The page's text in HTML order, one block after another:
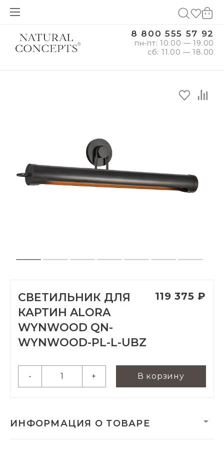
8 800 555 57 92
пн-пт: 10.00 — 19.00
сб: 11.00 — 18.00
СВЕТИЛЬНИК ДЛЯ
КАРТИН ALORA
WYNWOOD QN-
WYNWOOD-PL-L-UBZ
119 375 ₽
- + В корзину
ИНФОРМАЦИЯ О ТОВАРЕ